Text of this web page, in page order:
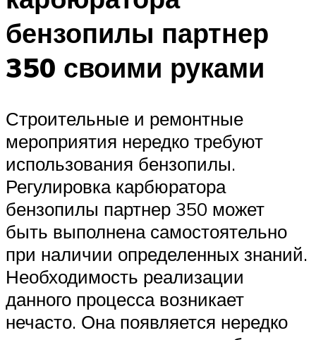
бензопилы партнер
350 своими руками
Строительные и ремонтные
мероприятия нередко требуют
использования бензопилы.
Регулировка карбюратора
бензопилы партнер 350 может
быть выполнена самостоятельно
при наличии определенных знаний.
Необходимость реализации
данного процесса возникает
нечасто. Она появляется нередко